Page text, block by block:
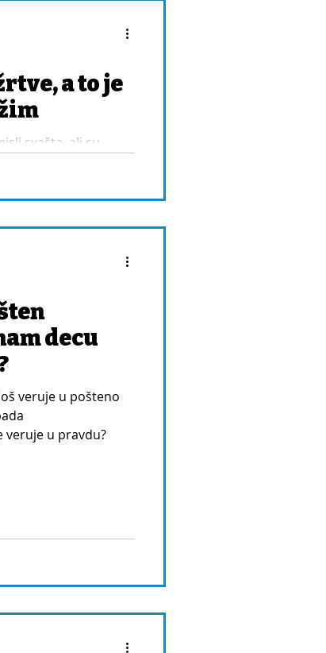
a to je
svašta, ali su
decu
veruje u pošteno
veruje u pravdu?